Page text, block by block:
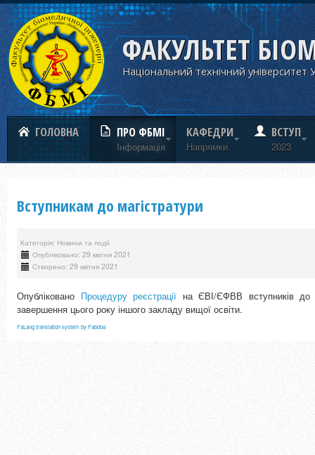
ФАКУЛЬТЕТ
Національний технічний університет
ГОЛОВНА ПРО ФБМІ
Iнформацiя
КАФЕДРИ
Напрямки
ВСТУП
2023
Вступникам до магістратури
Категорія: Новини та події
Опубліковано: 29 квітня 2021
Створено: 29 квітня 2021
Опубліковано Процедуру реєстрації на ЄВІ/ЄФВВ вступників до
завершення цього року іншого закладу вищої освіти.
FaLang translation system by Faboba